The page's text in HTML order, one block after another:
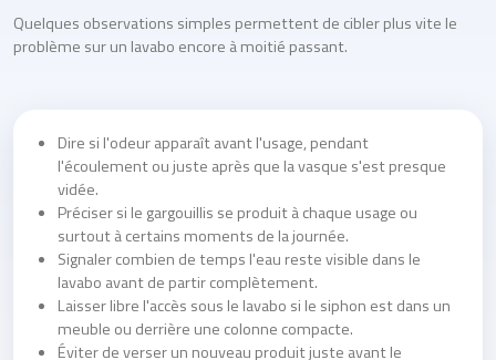
Quelques observations simples permettent de cibler plus vite le
problème sur un lavabo encore à moitié passant.
Dire si l'odeur apparaît avant l'usage, pendant
l'écoulement ou juste après que la vasque s'est presque
vidée.
Préciser si le gargouillis se produit à chaque usage ou
surtout à certains moments de la journée.
Signaler combien de temps l'eau reste visible dans le
lavabo avant de partir complètement.
Laisser libre l'accès sous le lavabo si le siphon est dans un
meuble ou derrière une colonne compacte.
Éviter de verser un nouveau produit juste avant le